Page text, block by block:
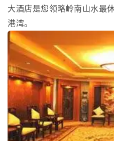
大酒店是您领略岭南山水最
港湾。